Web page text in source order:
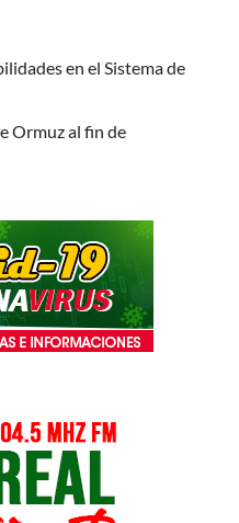
en el Sistema de
Ormuz al fin de